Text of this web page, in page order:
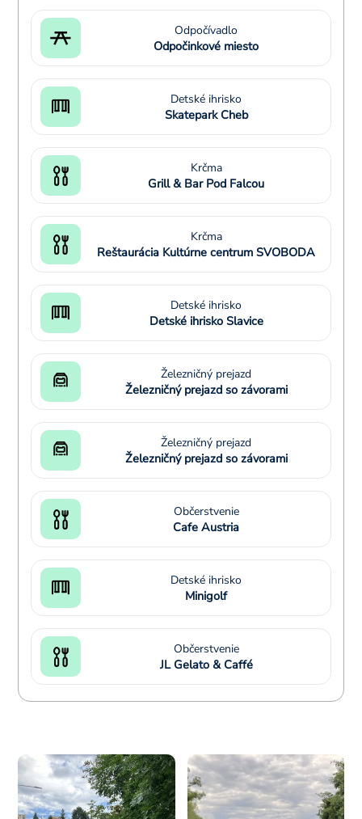
Odpočívadlo
Odpočinkové miesto
Detské ihrisko
Skatepark Cheb
Krčma
Grill & Bar Pod Falcou
Krčma
Reštaurácia Kultúrne centrum SVOBODA
Detské ihrisko
Detské ihrisko Slavice
Železničný prejazd
Železničný prejazd so závorami
Železničný prejazd
Železničný prejazd so závorami
Občerstvenie
Cafe Austria
Detské ihrisko
Minigolf
Občerstvenie
JL Gelato & Caffé